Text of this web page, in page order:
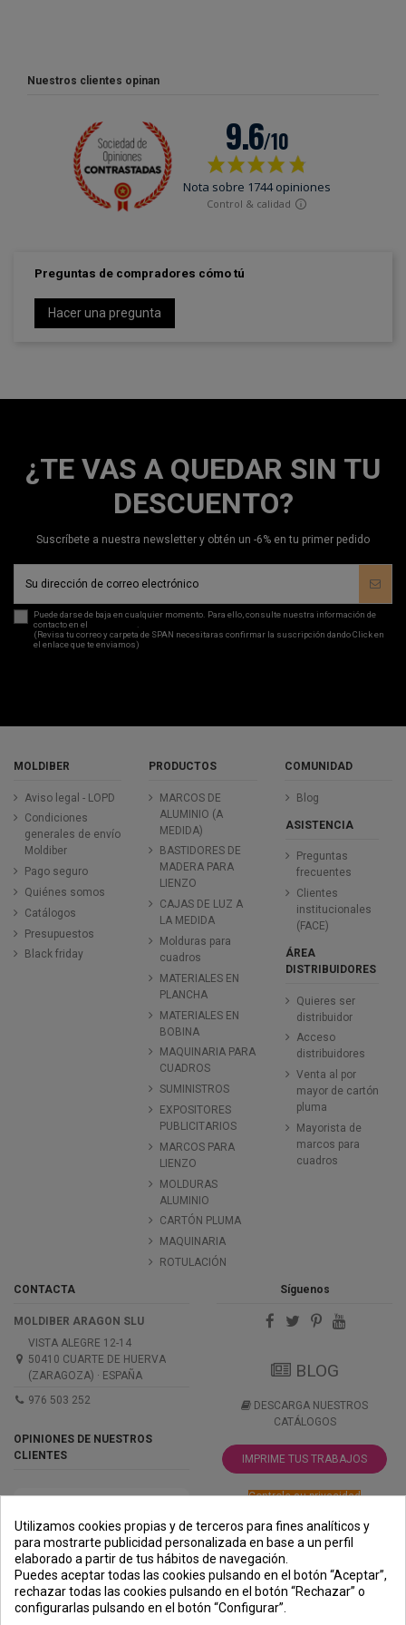
Nuestros clientes opinan
Preguntas de compradores cómo tú
Hacer una pregunta
¿TE VAS A QUEDAR SIN TU
DESCUENTO?
Suscríbete a nuestra newsletter y obtén un -6% en tu primer pedido
Puede darse de baja en cualquier momento. Para ello, consulte nuestra información de
contacto en el
(Revisa tu correo y carpeta de SPAN necesitaras confirmar la suscripción dando Click en
el enlace que te enviamos)
MOLDIBER
Aviso legal - LOPD
Condiciones
generales de envío
Moldiber
Pago seguro
Quiénes somos
Catálogos
Presupuestos
Black friday
PRODUCTOS
MARCOS DE
ALUMINIO (A
MEDIDA)
BASTIDORES DE
MADERA PARA
LIENZO
CAJAS DE LUZ A
LA MEDIDA
Molduras para
cuadros
MATERIALES EN
PLANCHA
MATERIALES EN
BOBINA
MAQUINARIA PARA
CUADROS
SUMINISTROS
EXPOSITORES
PUBLICITARIOS
MARCOS PARA
LIENZO
MOLDURAS
ALUMINIO
CARTÓN PLUMA
MAQUINARIA
ROTULACIÓN
COMUNIDAD
Blog
ASISTENCIA
Preguntas
frecuentes
Clientes
institucionales
(FACE)
ÁREA
DISTRIBUIDORES
Quieres ser
distribuidor
Acceso
distribuidores
Venta al por
mayor de cartón
pluma
Mayorista de
marcos para
cuadros
CONTACTA
MOLDIBER ARAGON SLU
VISTA ALEGRE 12-14
50410 CUARTE DE HUERVA
(ZARAGOZA) · ESPAÑA
976 503 252
OPINIONES DE NUESTROS
CLIENTES
Síguenos
BLOG
DESCARGA NUESTROS
CATÁLOGOS
IMPRIME TUS TRABAJOS
Controle su privacidad
PREMIOS
METODOS
DE PAGO
ENVÍO
COMERCIO
SEGURO
Utilizamos cookies propias y de terceros para fines analíticos y
para mostrarte publicidad personalizada en base a un perfil
elaborado a partir de tus hábitos de navegación.
Puedes aceptar todas las cookies pulsando en el botón “Aceptar”,
rechazar todas las cookies pulsando en el botón “Rechazar” o
configurarlas pulsando en el botón “Configurar”.